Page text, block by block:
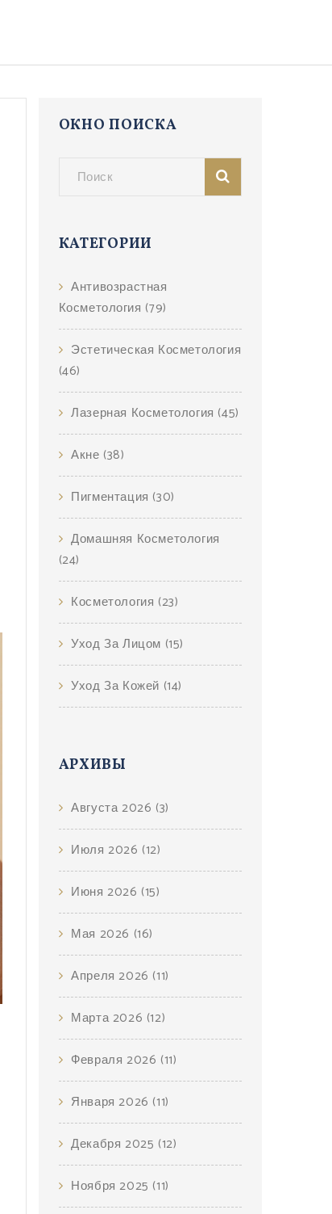
ОКНО ПОИСКА
КАТЕГОРИИ
Антивозрастная
Косметология (79)
Эстетическая Косметология
(46)
Лазерная Косметология (45)
Акне (38)
Пигментация (30)
Домашняя Косметология
(24)
Косметология (23)
Уход За Лицом (15)
Уход За Кожей (14)
АРХИВЫ
Августа 2026 (3)
Июля 2026 (12)
Июня 2026 (15)
Мая 2026 (16)
Апреля 2026 (11)
Марта 2026 (12)
Февраля 2026 (11)
Января 2026 (11)
Декабря 2025 (12)
Ноября 2025 (11)